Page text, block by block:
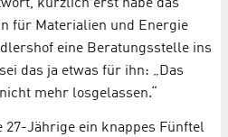
kürzlich erst habe das
für Materialien und Energie
eine Beratungsstelle ins
das ja etwas für ihn: „Das
mehr losgelassen.“
27-Jährige ein knappes Fünftel